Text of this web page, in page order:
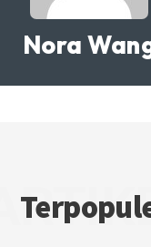
Nora